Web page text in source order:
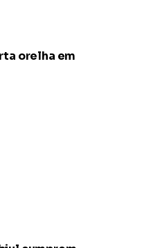
orelha em